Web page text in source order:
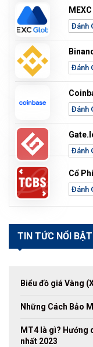
MEXC
Đánh
Đánh
Đánh
Đánh
Cổ
Đánh
TIN TỨC NỔI BẬT
Biểu đồ giá Vàng
Những Cách Bảo
MT4 là gì? Hướng
nhất 2023